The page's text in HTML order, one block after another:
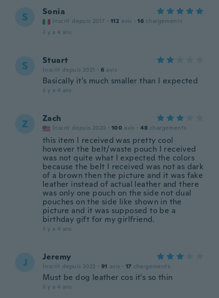
S Sonia
Inscrit depuis 2017 · 112 avis · 16 chargements
il y a 4 ans
S Stuart
Inscrit depuis 2021 · 6 avis
Basically it’s much smaller than I expected
il y a 4 ans
Z Zach
Inscrit depuis 2020 · 100 avis · 48 chargements
this item I received was pretty cool
however the belt/waste pouch I received
was not quite what I expected the colors
because the belt I received was not as dark
of a brown then the picture and it was fake
leather instead of actual leather and there
was only one pouch on the side not dual
pouches on the side like shown in the
picture and it was supposed to be a
birthday gift for my girlfriend.
il y a 4 ans
J Jeremy
Inscrit depuis 2022 · 91 avis · 17 chargements
Must be dog leather cos it's so thin
il y a 4 ans